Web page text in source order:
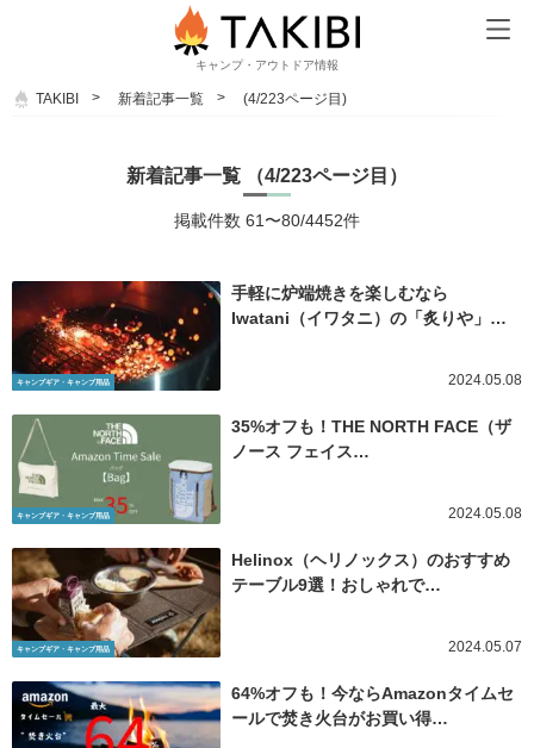
キャンプ・アウトドア情報
TAKIBI 新着記事一覧 (4/223ページ目)
新着記事一覧 （4/223ページ目）
掲載件数 61〜80/4452件
キャンプギア・キャンプ用品
手軽に炉端焼きを楽しむなら
Iwatani（イワタニ）の「炙りや」…
2024.05.08
キャンプギア・キャンプ用品
35%オフも！THE NORTH FACE（ザ
ノース フェイス…
2024.05.08
キャンプギア・キャンプ用品
Helinox（ヘリノックス）のおすすめ
テーブル9選！おしゃれで…
2024.05.07
64%オフも！今ならAmazonタイムセ
ールで焚き火台がお買い得…